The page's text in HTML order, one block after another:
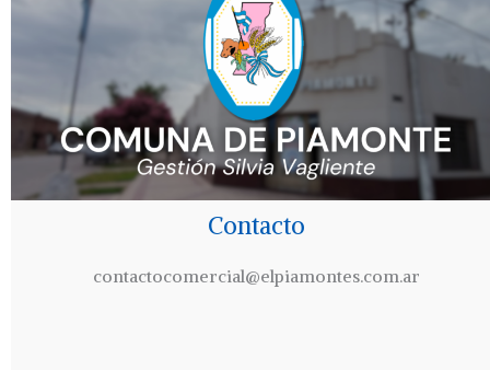
Contacto
contactocomercial@elpiamontes.com.ar